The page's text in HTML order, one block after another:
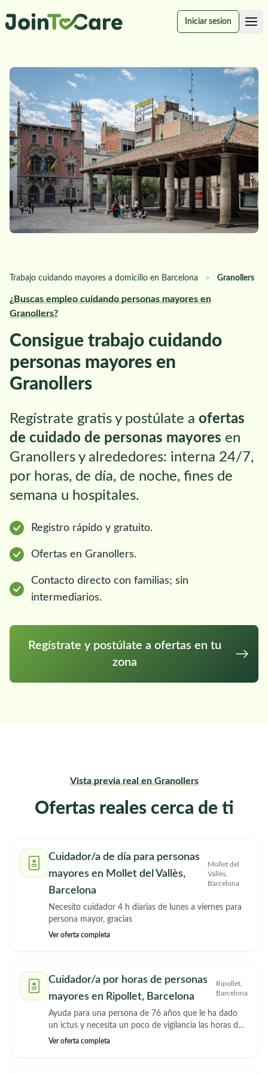
Iniciar sesion
Trabajo cuidando mayores a domicilio en Barcelona > Granollers
¿Buscas empleo cuidando personas mayores en
Granollers?
Consigue trabajo cuidando
personas mayores en
Granollers
Regístrate gratis y postúlate a ofertas
de cuidado de personas mayores en
Granollers y alrededores: interna 24/7,
por horas, de día, de noche, fines de
semana u hospitales.
Registro rápido y gratuito.
Ofertas en Granollers.
Contacto directo con familias; sin
intermediarios.
Regístrate y postúlate a ofertas en tu
zona
Vista previa real en Granollers
Ofertas reales cerca de ti
Cuidador/a de día para personas
mayores en Mollet del Vallès,
Barcelona
Mollet del
Vallès,
Barcelona
Necesito cuidador 4 h diarias de lunes a viernes para
persona mayor, gracias
Ver oferta completa
Cuidador/a por horas de personas
mayores en Ripollet, Barcelona
Ripollet,
Barcelona
Ayuda para una persona de 76 años que le ha dado
un ictus y necesita un poco de vigilancia las horas del
desayuno comida y cena, se puede mover sin
Ver oferta completa